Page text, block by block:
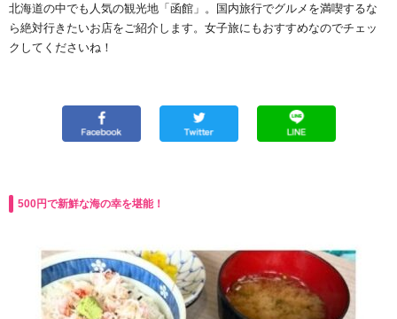
北海道の中でも人気の観光地「函館」。国内旅行でグルメを満喫するな
ら絶対行きたいお店をご紹介します。女子旅にもおすすめなのでチェッ
クしてくださいね！
500円で新鮮な海の幸を堪能！